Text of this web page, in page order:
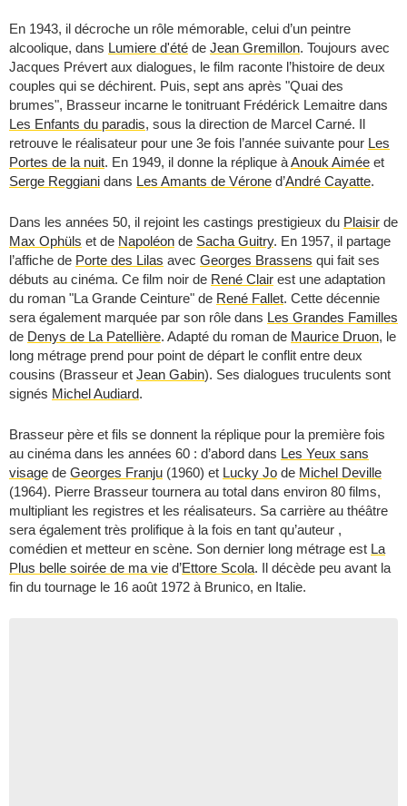
En 1943, il décroche un rôle mémorable, celui d’un peintre
alcoolique, dans Lumiere d'été de Jean Gremillon. Toujours avec
Jacques Prévert aux dialogues, le film raconte l’histoire de deux
couples qui se déchirent. Puis, sept ans après "Quai des
brumes", Brasseur incarne le tonitruant Frédérick Lemaitre dans
Les Enfants du paradis, sous la direction de Marcel Carné. Il
retrouve le réalisateur pour une 3e fois l’année suivante pour Les
Portes de la nuit. En 1949, il donne la réplique àAnouk Aimée et
Serge Reggiani dans Les Amants de Vérone d’André Cayatte.
Dans les années 50, il rejoint les castings prestigieux du Plaisir de
Max Ophüls et de Napoléon de Sacha Guitry. En 1957, il partage
l’affiche de Porte des Lilas avec Georges Brassens qui fait ses
débuts au cinéma. Ce film noir de René Clair est une adaptation
du roman "La Grande Ceinture" de René Fallet. Cette décennie
sera également marquée par son rôle dans Les Grandes Familles
de Denys de La Patellière. Adapté du roman de Maurice Druon, le
long métrage prend pour point de départ le conflit entre deux
cousins (Brasseur et Jean Gabin). Ses dialogues truculents sont
signés Michel Audiard.
Brasseur père et fils se donnent la réplique pour la première fois
au cinéma dans les années 60 : d’abord dans Les Yeux sans
visage de Georges Franju (1960) et Lucky Jo de Michel Deville
(1964). Pierre Brasseur tournera au total dans environ 80 films,
multipliant les registres et les réalisateurs. Sa carrière au théâtre
sera également très prolifique à la fois en tant qu’auteur ,
comédien et metteur en scène. Son dernier long métrage est La
Plus belle soirée de ma vie d’Ettore Scola. Il décède peu avant la
fin du tournage le 16 août 1972 à Brunico, en Italie.